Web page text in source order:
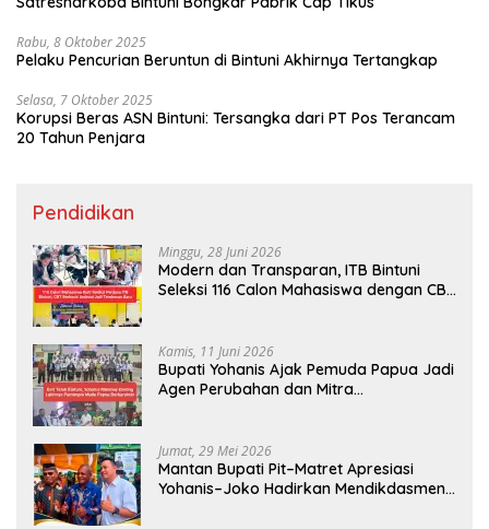
Rabu, 8 Oktober 2025
Pelaku Pencurian Beruntun di Bintuni Akhirnya Tertangkap
Selasa, 7 Oktober 2025
Korupsi Beras ASN Bintuni: Tersangka dari PT Pos Terancam
20 Tahun Penjara
Pendidikan
Minggu, 28 Juni 2026
Modern dan Transparan, ITB Bintuni
Seleksi 116 Calon Mahasiswa dengan CBT
Kamis, 11 Juni 2026
Bupati Yohanis Ajak Pemuda Papua Jadi
Agen Perubahan dan Mitra
Jumat, 29 Mei 2026
Mantan Bupati Pit–Matret Apresiasi
Yohanis–Joko Hadirkan Mendikdasmen